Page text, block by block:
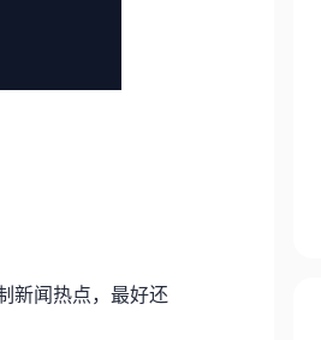
闻热点，最好还